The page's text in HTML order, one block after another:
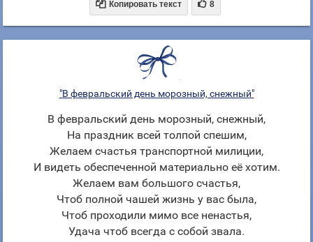
 Копировать текст  8
"В февральский день морозный, снежный"
В февральский день морозный, снежный,
На праздник всей толпой спешим,
Желаем счастья транспортной милиции,
И видеть обеспеченной материально её хотим.
Желаем вам большого счастья,
Чтоб полной чашей жизнь у вас была,
Чтоб проходили мимо все ненастья,
Удача чтоб всегда с собой звала.